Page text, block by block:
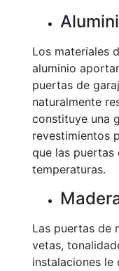
Los materiales
aluminio
puertas de
naturalmente
constituye una
revestimientos
que las puertas
temperaturas.
Las puertas de
vetas,
instalaciones le